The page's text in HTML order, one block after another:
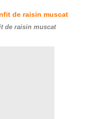
de raisin muscat